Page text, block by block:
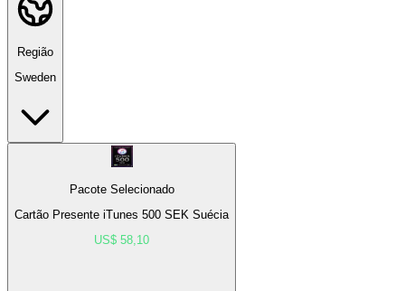
Região
Sweden
Pacote Selecionado
Cartão Presente iTunes 500 SEK Suécia
US$ 58,10